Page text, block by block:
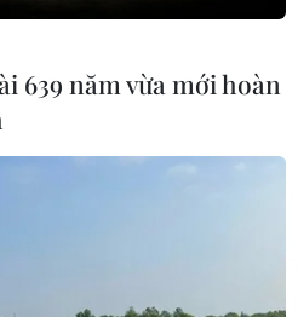
639 năm vừa mới hoàn